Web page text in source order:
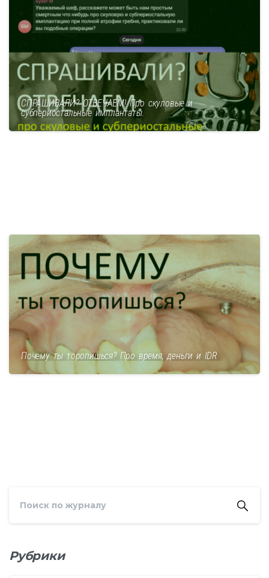
Рубрики
СПРАШИВАЛИ? ОТВЕЧАЕМ! Про скуловые и
субпериостальные имплантаты.
Почему ты торопишься? Про время, деньги и IDR